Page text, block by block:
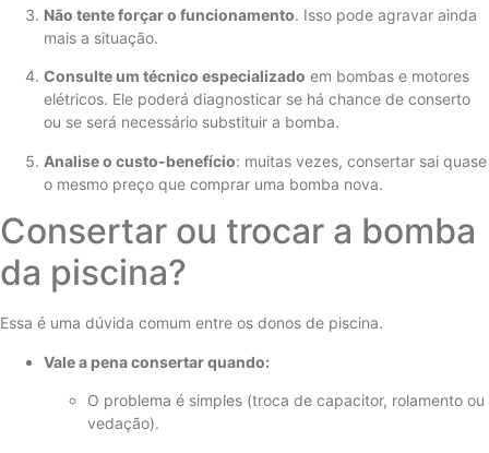
Não tente forçar o funcionamento. Isso pode agravar ainda
mais a situação.
Consulte um técnico especializado em bombas e motores
elétricos. Ele poderá diagnosticar se há chance de conserto
ou se será necessário substituir a bomba.
Analise o custo-benefício: muitas vezes, consertar sai quase
o mesmo preço que comprar uma bomba nova.
Consertar ou trocar a bomba
da piscina?
Essa é uma dúvida comum entre os donos de piscina.
Vale a pena consertar quando:
O problema é simples (troca de capacitor, rolamento ou
vedação).